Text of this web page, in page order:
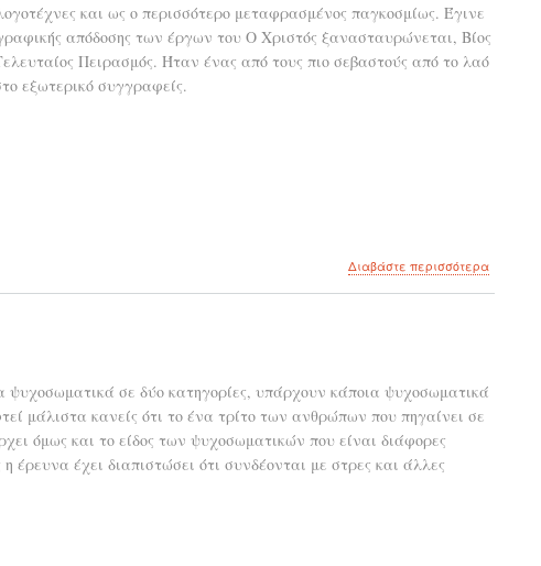
και ως ο περισσότερο μεταφρασμένος παγκοσμίως. Έγινε
απόδοσης των έργων του Ο Χριστός ξανασταυρώνεται, Βίος
Πειρασμός. Ήταν ένας από τους πιο σεβαστούς από το λαό
εξωτερικό συγγραφείς.
Διαβάστε περισσότεραγια
ψυχοσωματικά σε δύο κατηγορίες, υπάρχουν κάποια ψυχοσωματικά
μάλιστα κανείς ότι το ένα τρίτο των ανθρώπων που πηγαίνει σε
όμως και το είδος των ψυχοσωματικών που είναι διάφορες
έρευνα έχει διαπιστώσει ότι συνδέονται με στρες και άλλες